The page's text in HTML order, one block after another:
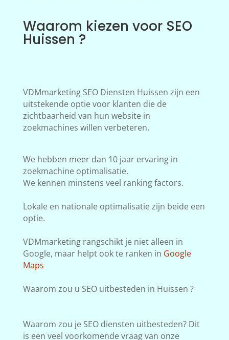
Waarom kiezen voor SEO
Huissen ?
VDMmarketing SEO Diensten Huissen zijn een
uitstekende optie voor klanten die de
zichtbaarheid van hun website in
zoekmachines willen verbeteren.
We hebben meer dan 10 jaar ervaring in
zoekmachine optimalisatie.
We kennen minstens veel ranking factors.
Lokale en nationale optimalisatie zijn beide een
optie.
VDMmarketing rangschikt je niet alleen in
Google, maar helpt ook te ranken in Google
Maps
Waarom zou u SEO uitbesteden in Huissen ?
Waarom zou je SEO diensten uitbesteden? Dit
is een veel voorkomende vraag van onze